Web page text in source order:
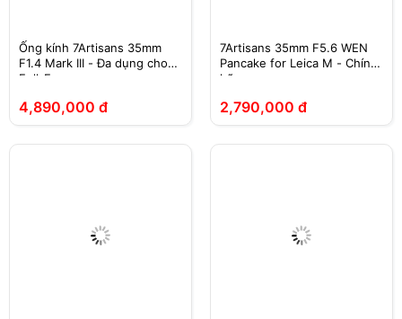
Ống kính 7Artisans 35mm
F1.4 Mark III - Đa dụng cho
Full-Frame
4,890,000 đ
7Artisans 35mm F5.6 WEN
Pancake for Leica M - Chính
hãng
2,790,000 đ